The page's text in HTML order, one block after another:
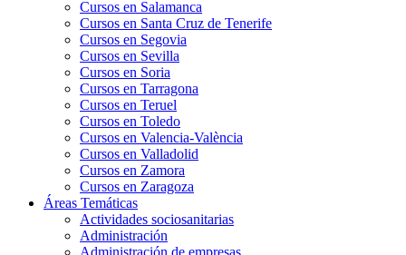
Cursos en Salamanca
Cursos en Santa Cruz de Tenerife
Cursos en Segovia
Cursos en Sevilla
Cursos en Soria
Cursos en Tarragona
Cursos en Teruel
Cursos en Toledo
Cursos en Valencia-València
Cursos en Valladolid
Cursos en Zamora
Cursos en Zaragoza
Áreas Temáticas
Actividades sociosanitarias
Administración
Administración de empresas